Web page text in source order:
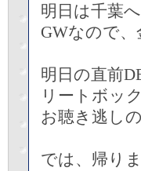
明日は千葉
GWなので
明日の直前
リートボッ
お聴き逃し
では、帰り